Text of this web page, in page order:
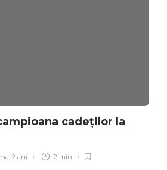
cadeților la
, 2 ani 2 min